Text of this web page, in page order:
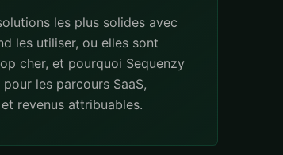
les plus solides avec
les utiliser, ou elles sont
cher, et pourquoi Sequenzy
les parcours SaaS,
revenus attribuables.